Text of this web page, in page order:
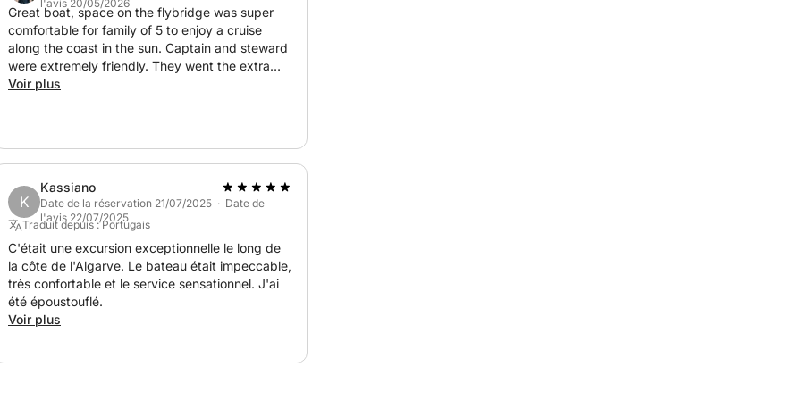
l'avis 20/05/2026
Great boat, space on the flybridge was super
comfortable for family of 5 to enjoy a cruise
along the coast in the sun. Captain and steward
were extremely friendly. They went the extra
mile to have the champagne and drinks we
Voir plus
K
Kassiano
Date de la réservation 21/07/2025 · Date de
l'avis 22/07/2025
Traduit depuis : Portugais
C'était une excursion exceptionnelle le long de
la côte de l'Algarve. Le bateau était impeccable,
très confortable et le service sensationnel. J'ai
été époustouflé.
Voir plus